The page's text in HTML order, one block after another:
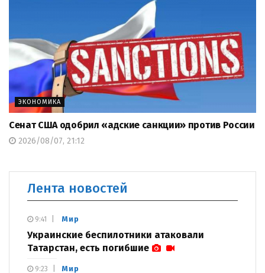
ЭКОНОМИКА
Сенат США одобрил «адские санкции» против России
2026/08/07, 21:12
Лента новостей
Мир
Украинские беспилотники атаковали
Татарстан, есть погибшие
9:41
Мир
9:23